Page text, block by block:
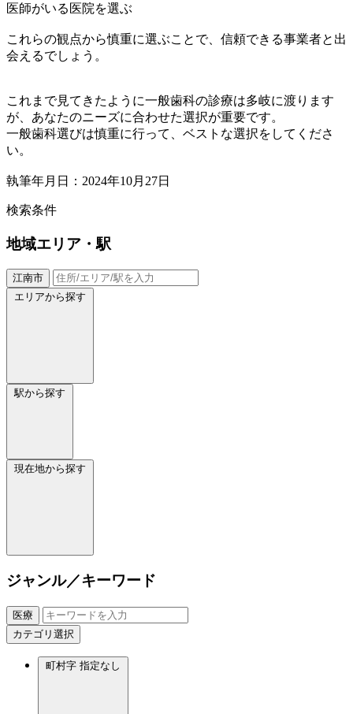
医師がいる医院を選ぶ
これらの観点から慎重に選ぶことで、信頼できる事業者と出
会えるでしょう。
これまで見てきたように一般歯科の診療は多岐に渡ります
が、あなたのニーズに合わせた選択が重要です。
一般歯科選びは慎重に行って、ベストな選択をしてくださ
い。
執筆年月日：2024年10月27日
検索条件
地域エリア・駅
江南市
エリアから探す
駅から探す
現在地から探す
ジャンル／キーワード
医療
カテゴリ選択
町村字 指定なし